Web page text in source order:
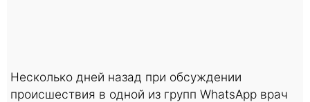
Несколько дней назад при обсуждении
происшествия в одной из групп WhatsApp врач